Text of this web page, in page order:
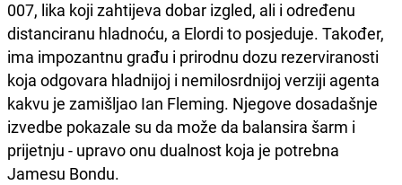
007, lika koji zahtijeva dobar izgled, ali i određenu
distanciranu hladnoću, a Elordi to posjeduje. Također,
ima impozantnu građu i prirodnu dozu rezerviranosti
koja odgovara hladnijoj i nemilosrdnijoj verziji agenta
kakvu je zamišljao Ian Fleming. Njegove dosadašnje
izvedbe pokazale su da može da balansira šarm i
prijetnju - upravo onu dualnost koja je potrebna
Jamesu Bondu.